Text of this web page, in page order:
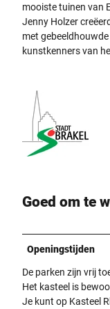
mooiste tuinen van
Jenny Holzer
met
kunstkenners van
Goed om te
Openingstijden
De parken zijn vrij
Het kasteel is
Je kunt op Kasteel